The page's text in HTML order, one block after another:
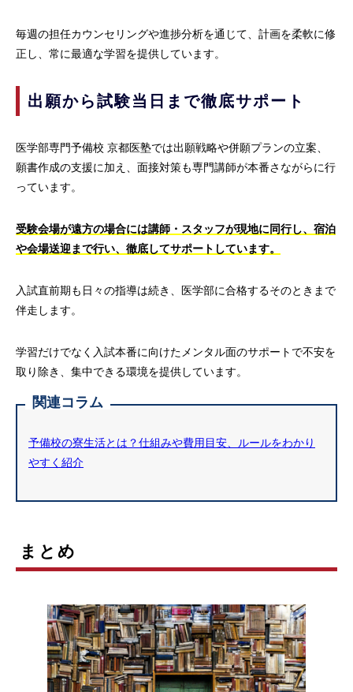
毎週の担任カウンセリングや進捗分析を通じて、計画を柔軟に修
正し、常に最適な学習を提供しています。
出願から試験当日まで徹底サポート
医学部専門予備校 京都医塾では出願戦略や併願プランの立案、
願書作成の支援に加え、面接対策も専門講師が本番さながらに行
っています。
受験会場が遠方の場合には講師・スタッフが現地に同行し、宿泊
や会場送迎まで行い、徹底してサポートしています。
入試直前期も日々の指導は続き、医学部に合格するそのときまで
伴走します。
学習だけでなく入試本番に向けたメンタル面のサポートで不安を
取り除き、集中できる環境を提供しています。
関連コラム
予備校の寮生活とは？仕組みや費用目安、ルールをわかり
やすく紹介
まとめ